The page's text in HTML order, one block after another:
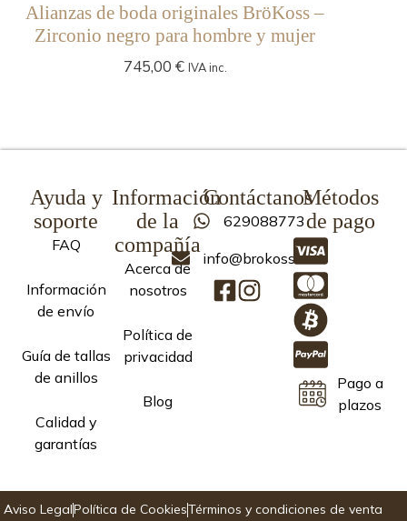
Alianzas de boda originales BröKoss –
Zirconio negro para hombre y mujer
745,00 € IVA inc.
Ayuda y
soporte
FAQ
Información
de envío
Guía de tallas
de anillos
Calidad y
garantías
Información
de la
compañía
Acerca de
nosotros
Política de
privacidad
Blog
Contáctanos
629088773
info@brokoss.com
Métodos
de pago
Pago a
plazos
Aviso LegalPolítica de CookiesTérminos y condiciones de venta